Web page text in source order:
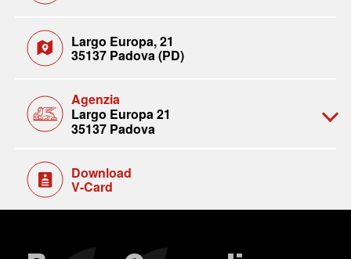
Largo Europa, 21
35137 Padova (PD)
Agenzia
Largo Europa 21
35137 Padova
Download
V-Card